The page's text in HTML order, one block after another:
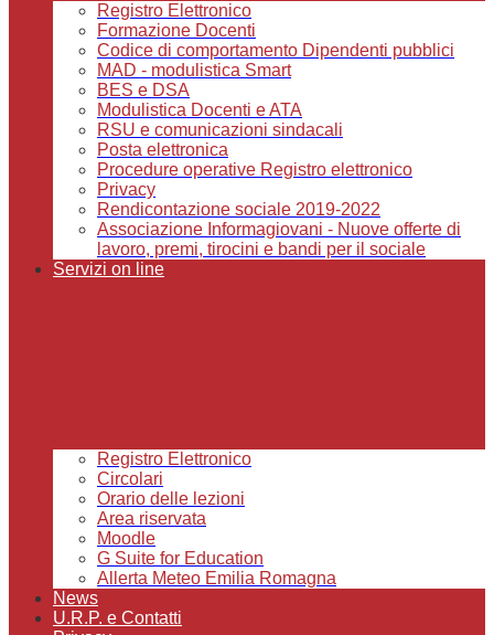
Registro Elettronico
Formazione Docenti
Codice di comportamento Dipendenti pubblici
MAD - modulistica Smart
BES e DSA
Modulistica Docenti e ATA
RSU e comunicazioni sindacali
Posta elettronica
Procedure operative Registro elettronico
Privacy
Rendicontazione sociale 2019-2022
Associazione Informagiovani - Nuove offerte di
lavoro, premi, tirocini e bandi per il sociale
Servizi on line
Registro Elettronico
Circolari
Orario delle lezioni
Area riservata
Moodle
G Suite for Education
Allerta Meteo Emilia Romagna
News
U.R.P. e Contatti